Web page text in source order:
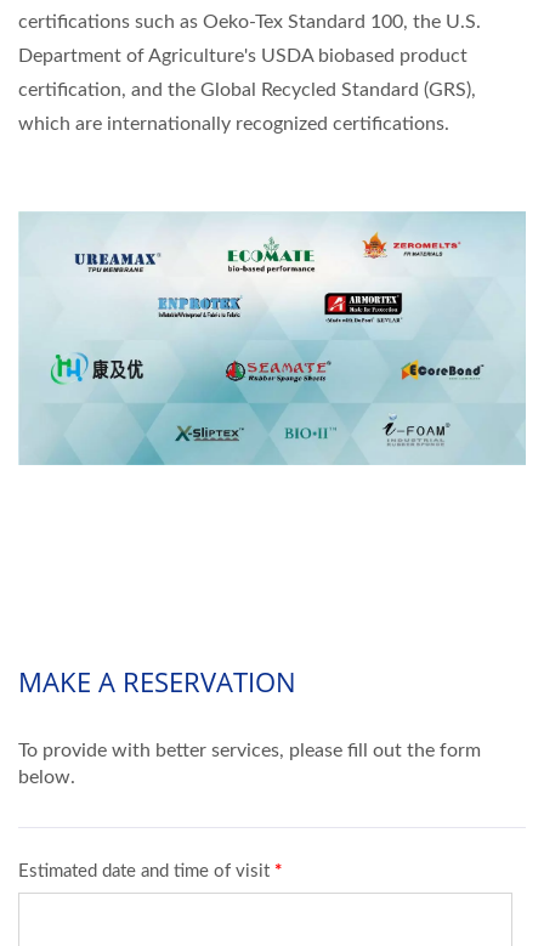
certifications such as Oeko-Tex Standard 100, the U.S.
Department of Agriculture's USDA biobased product
certification, and the Global Recycled Standard (GRS),
which are internationally recognized certifications.